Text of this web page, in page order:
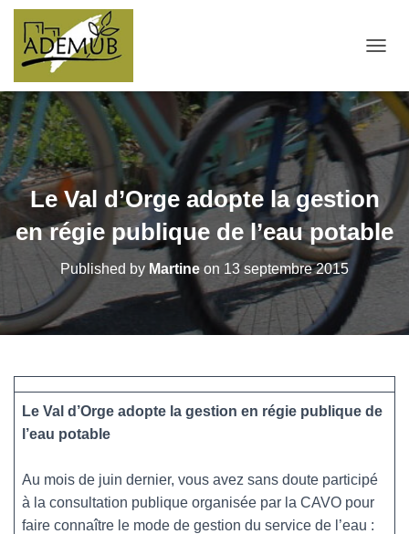
Le Val d’Orge adopte la gestion
en régie publique de l’eau potable
Published by Martine on 13 septembre 2015
Le Val d’Orge adopte la gestion en régie publique de
l’eau potable
Au mois de juin dernier, vous avez sans doute participé
à la consultation publique organisée par la CAVO pour
faire connaître le mode de gestion du service de l’eau :